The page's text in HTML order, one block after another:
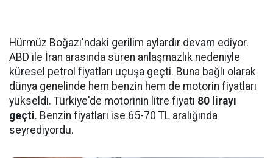
Hürmüz Boğazı'ndaki gerilim aylardır devam ediyor.
ABD ile İran arasında süren anlaşmazlık nedeniyle
küresel petrol fiyatları uçuşa geçti. Buna bağlı olarak
dünya genelinde hem benzin hem de motorin fiyatları
yükseldi. Türkiye'de motorinin litre fiyatı 80 lirayı
geçti. Benzin fiyatları ise 65-70 TL aralığında
seyrediyordu.